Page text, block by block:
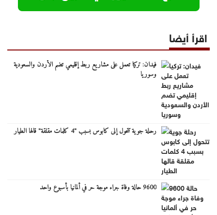
اقرأ أيضا
فيدان: تركيا تعمل على مشاريع ربط إقليمي تضم الأردن والسعودية
وسوريا
رحلة جوية تتحول إلى كابوس بسبب "4 كلمات مقلقة" قالها الطيار
9600 حالة وفاة جراء موجة حر في ألمانيا بأسبوع واحد